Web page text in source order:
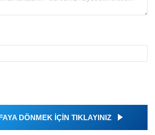
DÖNMEK İÇİN TIKLAYINIZ